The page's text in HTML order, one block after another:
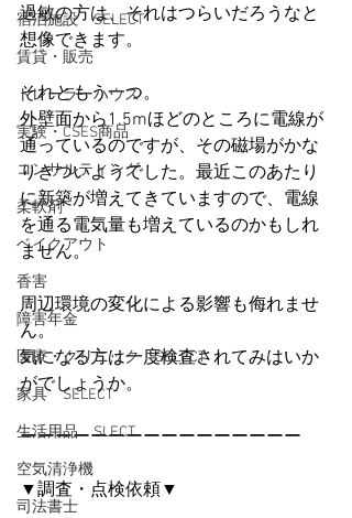
宿泊施設 SELECT
賃貸・販売
トレーラーハウス
実験・CSES商品
コンサルティング
柔軟剤
ベイクアウト
香害
障害年金
医療・クリニック SELECT
家具 SELECT
生活用品 SLECT
空気清浄機
司法書士
過敏の方は、それはつらいだろうなと
想像できます。
それともう一つ。
外壁面から1.5mほどのところに電線が
通っているのですが、その磁場がかな
りきついようでした。最近このあたり
に新築が増えてきていますので、電線
を通る電気量も増えているのかもしれ
ません。
周辺環境の変化による影響も侮れませ
ん。
気になる方は一度検査されてみはいか
がでしょうか。
ーーーーーーーーーーーーーーーー
▼調査・点検依頼▼